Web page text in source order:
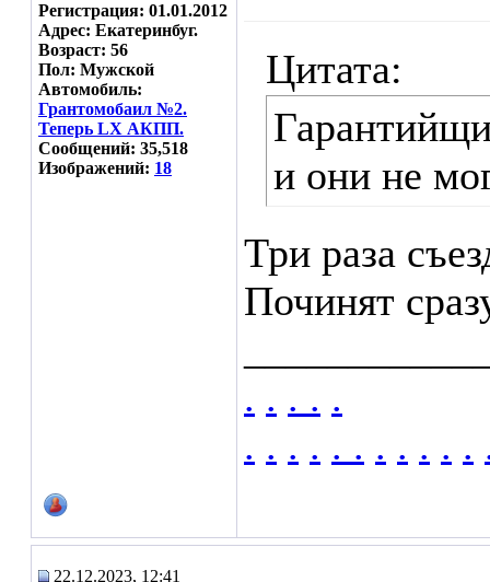
Регистрация: 01.01.2012
Адрес: Екатеринбуг.
Возраст: 56
Пол: Мужской
Автомобиль:
Грантомобаил №2.
Теперь LX АКПП.
Сообщений: 35,518
Изображений: 18
Цитата:
и они не
Три раза
Починят
. . . . .
. . . . . . . . . . .
22.12.2023, 12:41